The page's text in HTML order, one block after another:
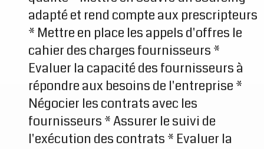
adapté et rend compte aux prescripteurs
* Mettre en place les appels d'offres le
cahier des charges fournisseurs *
Evaluer la capacité des fournisseurs à
répondre aux besoins de l'entreprise *
Négocier les contrats avec les
fournisseurs * Assurer le suivi de
l'exécution des contrats * Evaluer la